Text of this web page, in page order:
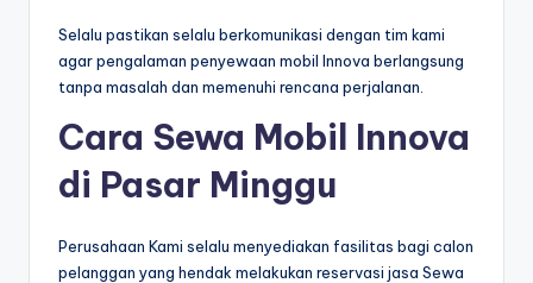
Selalu pastikan selalu berkomunikasi dengan tim kami
agar pengalaman penyewaan mobil Innova berlangsung
tanpa masalah dan memenuhi rencana perjalanan.
Cara Sewa Mobil Innova
di Pasar Minggu
Perusahaan Kami selalu menyediakan fasilitas bagi calon
pelanggan yang hendak melakukan reservasi jasa Sewa